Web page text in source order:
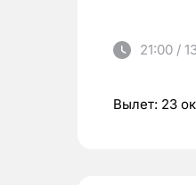
21:00 /
Вылет: 23